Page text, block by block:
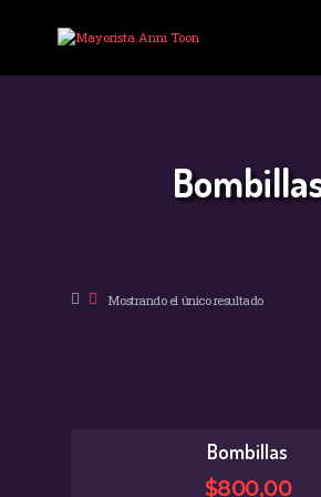
NOVEDADES
Mostrando el único resultado
Bombillas
$800,00